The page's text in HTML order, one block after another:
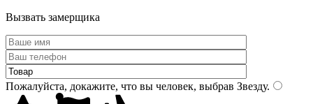
Вызвать замерщика
Пожалуйста, докажите, что вы человек, выбрав Звезду.